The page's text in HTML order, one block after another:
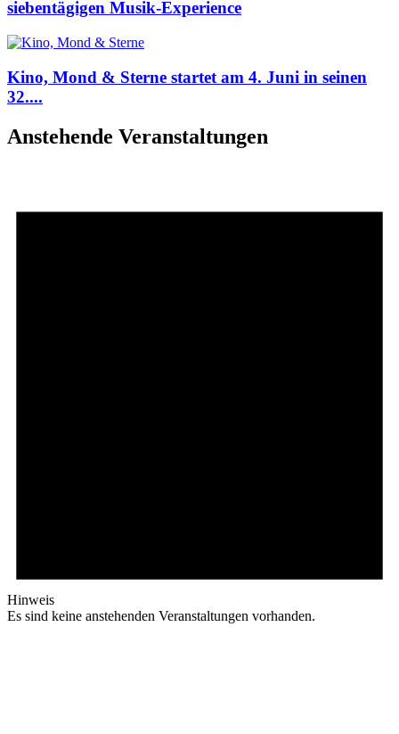
siebentägigen Musik-Experience
Kino, Mond & Sterne startet am 4. Juni in seinen
32....
Anstehende Veranstaltungen
Hinweis
Es sind keine anstehenden Veranstaltungen vorhanden.